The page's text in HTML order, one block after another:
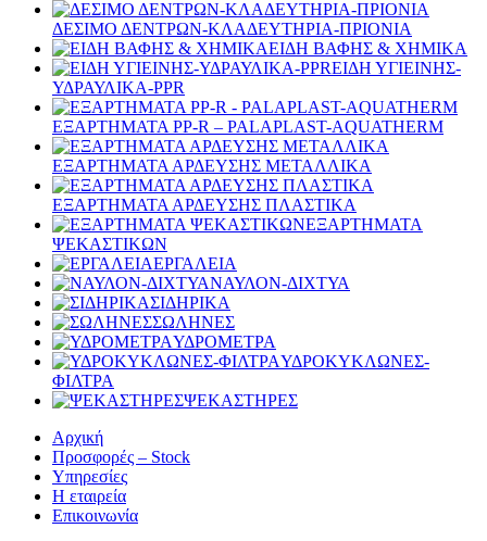
ΔΕΣΙΜΟ ΔΕΝΤΡΩΝ-ΚΛΑΔΕΥΤΗΡΙΑ-ΠΡΙΟΝΙΑ
ΕΙΔΗ ΒΑΦΗΣ & ΧΗΜΙΚΑ
ΕΙΔΗ ΥΓΙΕΙΝΗΣ-
ΥΔΡΑΥΛΙΚΑ-PPR
ΕΞΑΡΤΗΜΑΤΑ PP-R – PALAPLAST-AQUATHERM
ΕΞΑΡΤΗΜΑΤΑ ΑΡΔΕΥΣΗΣ ΜΕΤΑΛΛΙΚΑ
ΕΞΑΡΤΗΜΑΤΑ ΑΡΔΕΥΣΗΣ ΠΛΑΣΤΙΚΑ
ΕΞΑΡΤΗΜΑΤΑ
ΨΕΚΑΣΤΙΚΩΝ
ΕΡΓΑΛΕΙΑ
ΝΑΥΛΟΝ-ΔΙΧΤΥΑ
ΣΙΔΗΡΙΚΑ
ΣΩΛΗΝΕΣ
ΥΔΡΟΜΕΤΡΑ
ΥΔΡΟΚΥΚΛΩΝΕΣ-
ΦΙΛΤΡΑ
ΨΕΚΑΣΤΗΡΕΣ
Αρχική
Προσφορές – Stock
Υπηρεσίες
Η εταιρεία
Επικοινωνία